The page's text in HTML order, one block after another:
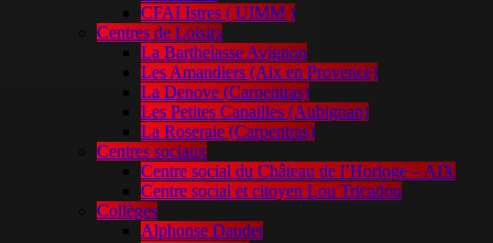
CFAI Istres ( UIMM )
Centres de Loisirs
La Barthelasse Avignon
Les Amandiers (Aix en Provence)
La Denove (Carpentras)
Les Petites Canailles (Aubignan)
La Roseraie (Carpentras)
Centres sociaux
Centre social du Château de l’Horloge – AIX
Centre social et citoyen Lou Tricadou
Collèges
Alphonse Daudet